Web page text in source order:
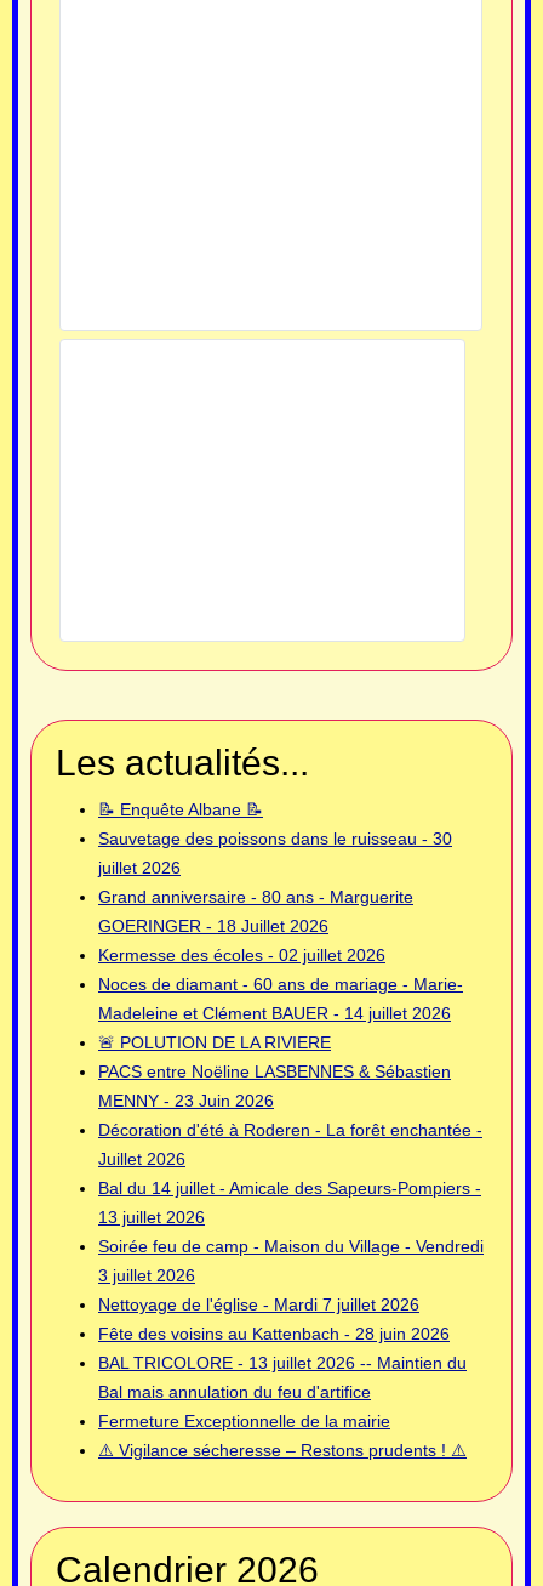
Les actualités...
📝 Enquête Albane 📝
Sauvetage des poissons dans le ruisseau - 30
juillet 2026
Grand anniversaire - 80 ans - Marguerite
GOERINGER - 18 Juillet 2026
Kermesse des écoles - 02 juillet 2026
Noces de diamant - 60 ans de mariage - Marie-
Madeleine et Clément BAUER - 14 juillet 2026
🚨 POLUTION DE LA RIVIERE
PACS entre Noëline LASBENNES & Sébastien
MENNY - 23 Juin 2026
Décoration d'été à Roderen - La forêt enchantée -
Juillet 2026
Bal du 14 juillet - Amicale des Sapeurs-Pompiers -
13 juillet 2026
Soirée feu de camp - Maison du Village - Vendredi
3 juillet 2026
Nettoyage de l'église - Mardi 7 juillet 2026
Fête des voisins au Kattenbach - 28 juin 2026
BAL TRICOLORE - 13 juillet 2026 -- Maintien du
Bal mais annulation du feu d'artifice
Fermeture Exceptionnelle de la mairie
⚠️ Vigilance sécheresse – Restons prudents ! ⚠️
Calendrier 2026